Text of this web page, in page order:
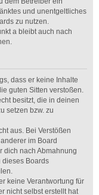
und unentgeltliches
zu nutzen.
a bleibt auch nach
dass er keine Inhalte
guten Sitten verstoßen.
besitzt, die in deinen
setzen bzw. zu
aus. Bei Verstößen
im Board
dich nach Abmahnung
dieses Boards
keine Verantwortung für
nicht selbst erstellt hat